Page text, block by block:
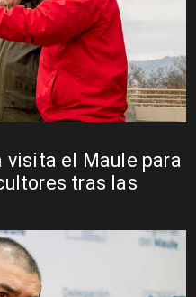
el Maule para
tras las